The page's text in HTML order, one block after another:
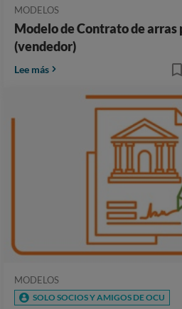
MODELOS
Modelo de Contrato de
(vendedor)
Lee más
MODELOS
SOLO SOCIOS Y AMIGOS DE OCU